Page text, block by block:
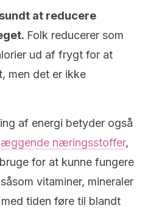
at reducere
Folk reducerer som
ud af frygt for at
men det er ikke
af energi betyder også
næringsstoffer,
for at kunne fungere
vitaminer, mineraler
tiden føre til blandt